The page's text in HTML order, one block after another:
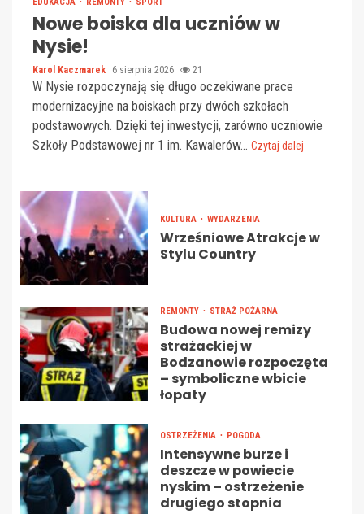
Nowe boiska dla uczniów w
Nysie!
Karol Kaczmarek 6 sierpnia 2026 21
W Nysie rozpoczynają się długo oczekiwane prace
modernizacyjne na boiskach przy dwóch szkołach
podstawowych. Dzięki tej inwestycji, zarówno uczniowie
Szkoły Podstawowej nr 1 im. Kawalerów... Czytaj dalej
KULTURA WYDARZENIA
Wrześniowe Atrakcje w
Stylu Country
REMONTY STRAŻ POŻARNA
Budowa nowej remizy
strażackiej w
Bodzanowie rozpoczęta
– symboliczne wbicie
łopaty
OSTRZEŻENIA POGODA
Intensywne burze i
deszcze w powiecie
nyskim – ostrzeżenie
drugiego stopnia